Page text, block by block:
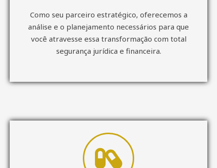
Como seu parceiro estratégico, oferecemos a
análise e o planejamento necessários para que
você atravesse essa transformação com total
segurança jurídica e financeira.